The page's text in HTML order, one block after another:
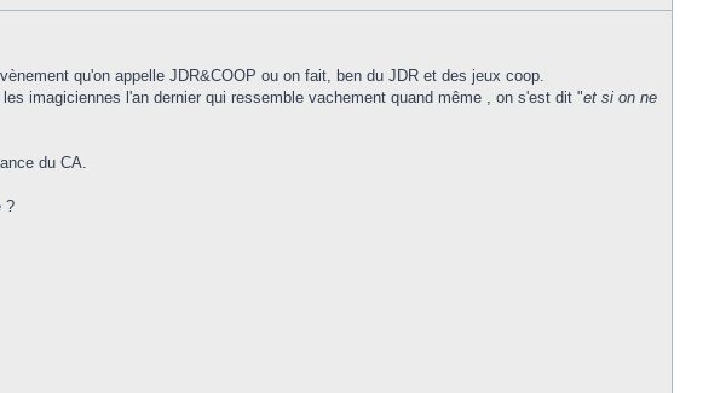
qu'on appelle JDR&COOP ou on fait, ben du JDR et des jeux coop.
imagiciennes l'an dernier qui ressemble vachement quand même , on s'est dit "et si on ne
du CA.
?